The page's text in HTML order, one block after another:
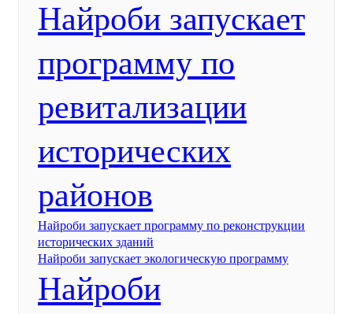
Найроби запускает
программу по
ревитализации
исторических
районов
Найроби запускает программу по реконструкции
исторических зданий
Найроби запускает экологическую программу
Найроби